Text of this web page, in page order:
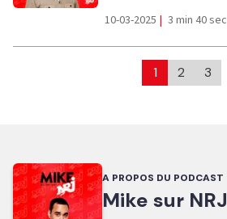
10-03-2025 | 3 min 40 sec
1 2 3
A PROPOS DU PODCAST
Mike sur NRJ